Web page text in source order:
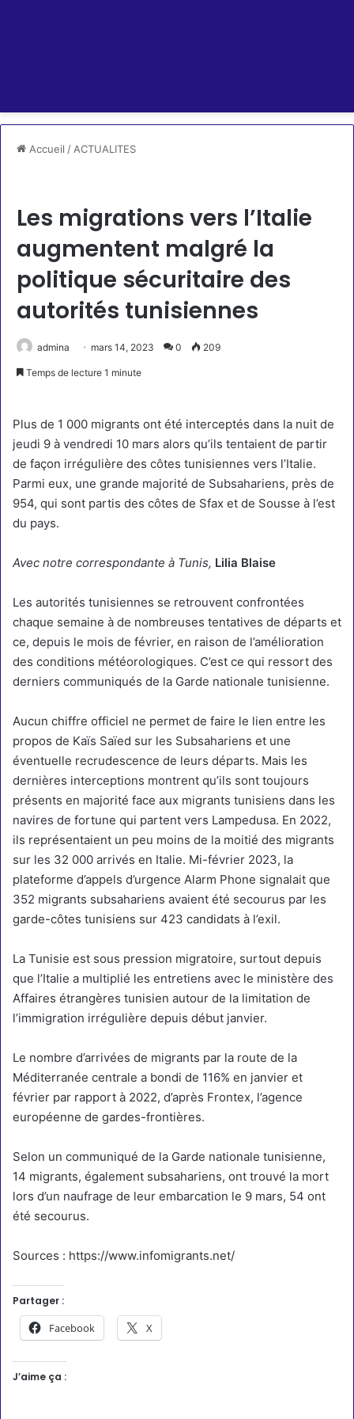
Accueil / ACTUALITES
Les migrations vers l’Italie
augmentent malgré la
politique sécuritaire des
autorités tunisiennes
admina mars 14, 2023 0 209
Temps de lecture 1 minute
Plus de 1 000 migrants ont été interceptés dans la nuit de
jeudi 9 à vendredi 10 mars alors qu’ils tentaient de partir
de façon irrégulière des côtes tunisiennes vers l’Italie.
Parmi eux, une grande majorité de Subsahariens, près de
954, qui sont partis des côtes de Sfax et de Sousse à l’est
du pays.
Avec notre correspondante à Tunis, Lilia Blaise
Les autorités tunisiennes se retrouvent confrontées
chaque semaine à de nombreuses tentatives de départs et
ce, depuis le mois de février, en raison de l’amélioration
des conditions météorologiques. C’est ce qui ressort des
derniers communiqués de la Garde nationale tunisienne.
Aucun chiffre officiel ne permet de faire le lien entre les
propos de Kaïs Saïed sur les Subsahariens et une
éventuelle recrudescence de leurs départs. Mais les
dernières interceptions montrent qu’ils sont toujours
présents en majorité face aux migrants tunisiens dans les
navires de fortune qui partent vers Lampedusa. En 2022,
ils représentaient un peu moins de la moitié des migrants
sur les 32 000 arrivés en Italie. Mi-février 2023, la
plateforme d’appels d’urgence Alarm Phone signalait que
352 migrants subsahariens avaient été secourus par les
garde-côtes tunisiens sur 423 candidats à l’exil.
La Tunisie est sous pression migratoire, surtout depuis
que l’Italie a multiplié les entretiens avec le ministère des
Affaires étrangères tunisien autour de la limitation de
l’immigration irrégulière depuis début janvier.
Le nombre d’arrivées de migrants par la route de la
Méditerranée centrale a bondi de 116% en janvier et
février par rapport à 2022, d’après Frontex, l’agence
européenne de gardes-frontières.
Selon un communiqué de la Garde nationale tunisienne,
14 migrants, également subsahariens, ont trouvé la mort
lors d’un naufrage de leur embarcation le 9 mars, 54 ont
été secourus.
Sources : https://www.infomigrants.net/
Partager :
Facebook X
J’aime ça :